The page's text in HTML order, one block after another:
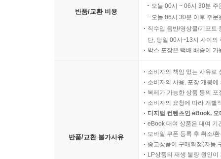
반품/교환 비용
오늘 00시 ~ 06시 30분
오늘 06시 30분 이후 주
직수입 음반/영상물/기프트
단, 당일 00시~13시 사이의
박스 포장은 택배 배송이
반품/교환 불가사유
소비자의 책임 있는 사유로
소비자의 사용, 포장 개봉
복제가 가능한 상품 등의
소비자의 요청에 따라 개별
디지털 컨텐츠인 eBook,
eBook 대여 상품은 대여 기
모바일 쿠폰 등록 후 취소/
중고상품이 구매확정(자동
LP상품의 재생 불량 원인